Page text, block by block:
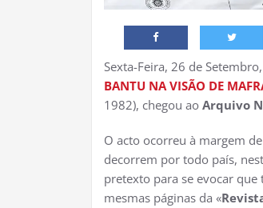
Sexta-Feira, 26 de
BANTU NA VISÃO DE
1982), chegou ao Arquivo
O acto ocorreu à margem
decorrem por todo país,
pretexto para se evocar que
mesmas páginas da «